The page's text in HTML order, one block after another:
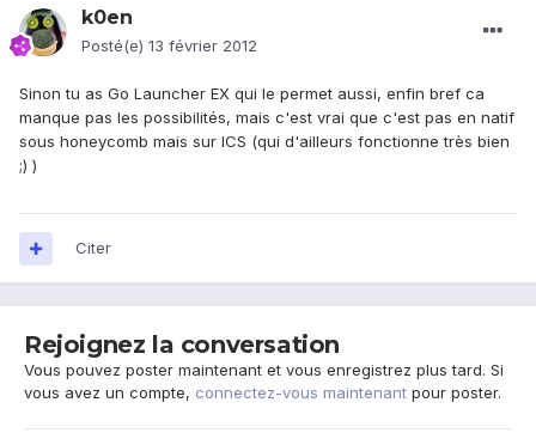
k0en
Posté(e) 13 février 2012
Sinon tu as Go Launcher EX qui le permet aussi, enfin bref ca
manque pas les possibilités, mais c'est vrai que c'est pas en natif
sous honeycomb mais sur ICS (qui d'ailleurs fonctionne très bien
;) )
Citer
Rejoignez la conversation
Vous pouvez poster maintenant et vous enregistrez plus tard. Si
vous avez un compte, connectez-vous maintenant pour poster.